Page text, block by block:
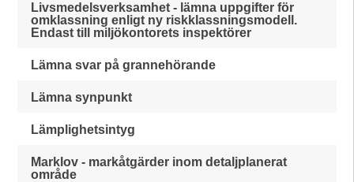
Livsmedelsverksamhet - lämna uppgifter för
omklassning enligt ny riskklassningsmodell.
Endast till miljökontorets inspektörer
Lämna svar på grannehörande
Lämna synpunkt
Lämplighetsintyg
Marklov - markåtgärder inom detaljplanerat
område